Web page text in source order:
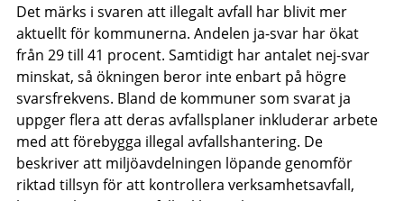
Det märks i svaren att illegalt avfall har blivit mer
aktuellt för kommunerna. Andelen ja-svar har ökat
från 29 till 41 procent. Samtidigt har antalet nej-svar
minskat, så ökningen beror inte enbart på högre
svarsfrekvens. Bland de kommuner som svarat ja
uppger flera att deras avfallsplaner inkluderar arbete
med att förebygga illegal avfallshantering. De
beskriver att miljöavdelningen löpande genomför
riktad tillsyn för att kontrollera verksamhetsavfall,